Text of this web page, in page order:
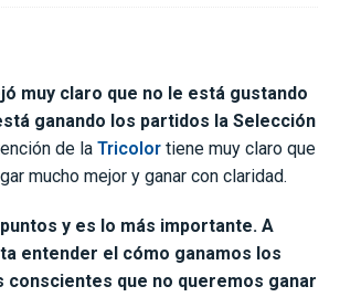
muy claro que no le está gustando
ganando los partidos la Selección
de la Tricolor tiene muy claro que
mucho mejor y ganar con claridad.
y es lo más importante. A
entender el cómo ganamos los
conscientes que no queremos ganar